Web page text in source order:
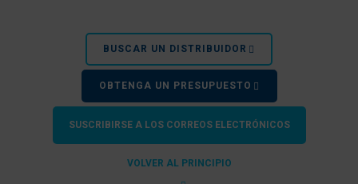
BUSCAR UN DISTRIBUIDOR
OBTENGA UN PRESUPUESTO
SUSCRIBIRSE A LOS CORREOS ELECTRÓNICOS
VOLVER AL PRINCIPIO